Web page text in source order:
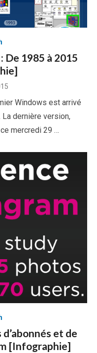
De 1985 à 2015
Windows est arrivé
dernière version,
mercredi 29 …
et de
[Infographie]